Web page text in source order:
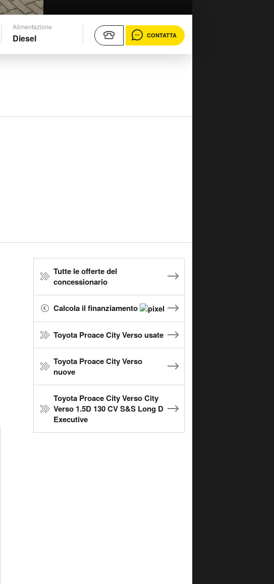
Alimentazione
Diesel CONTATTA
Tutte le offerte del
concessionario
Calcola il finanziamento
Toyota Proace City Verso usate
Toyota Proace City Verso
nuove
Toyota Proace City Verso City
Verso 1.5D 130 CV S&S Long D
Executive